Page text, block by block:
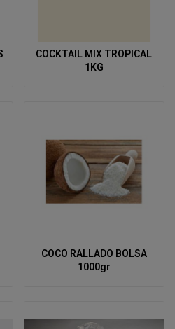
COCKTAIL MIX TROPICAL
1KG
COCO RALLADO BOLSA
1000gr